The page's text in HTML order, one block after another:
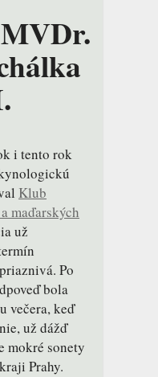
i tento rok
Klub
maďarských
už
Po
bola
večera, keď
už dážď
mokré sonety
Prahy.